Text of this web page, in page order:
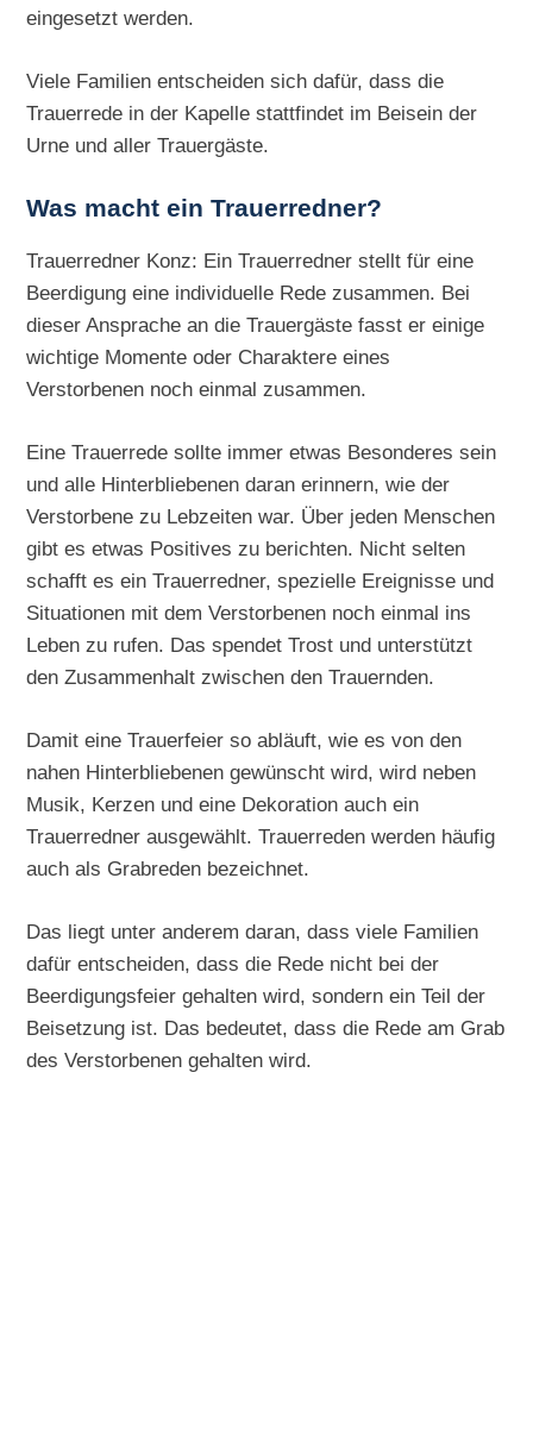
eingesetzt werden.
Viele Familien entscheiden sich dafür, dass die
Trauerrede in der Kapelle stattfindet im Beisein der
Urne und aller Trauergäste.
Was macht ein Trauerredner?
Trauerredner Konz: Ein Trauerredner stellt für eine
Beerdigung eine individuelle Rede zusammen. Bei
dieser Ansprache an die Trauergäste fasst er einige
wichtige Momente oder Charaktere eines
Verstorbenen noch einmal zusammen.
Eine Trauerrede sollte immer etwas Besonderes sein
und alle Hinterbliebenen daran erinnern, wie der
Verstorbene zu Lebzeiten war. Über jeden Menschen
gibt es etwas Positives zu berichten. Nicht selten
schafft es ein Trauerredner, spezielle Ereignisse und
Situationen mit dem Verstorbenen noch einmal ins
Leben zu rufen. Das spendet Trost und unterstützt
den Zusammenhalt zwischen den Trauernden.
Damit eine Trauerfeier so abläuft, wie es von den
nahen Hinterbliebenen gewünscht wird, wird neben
Musik, Kerzen und eine Dekoration auch ein
Trauerredner ausgewählt. Trauerreden werden häufig
auch als Grabreden bezeichnet.
Das liegt unter anderem daran, dass viele Familien
dafür entscheiden, dass die Rede nicht bei der
Beerdigungsfeier gehalten wird, sondern ein Teil der
Beisetzung ist. Das bedeutet, dass die Rede am Grab
des Verstorbenen gehalten wird.